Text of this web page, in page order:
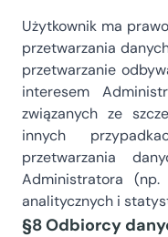
Użytkownik ma
przetwarzania
przetwarzanie
interesem
związanych ze
innych
przetwarzania
Administratora
analitycznych i
§8 Odbiorcy